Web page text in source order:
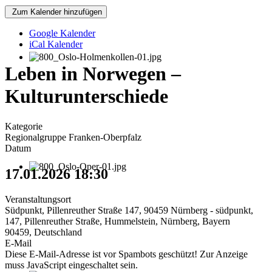
Zum Kalender hinzufügen
Google Kalender
iCal Kalender
Leben in Norwegen –
Kulturunterschiede
Kategorie
Regionalgruppe Franken-Oberpfalz
Datum
17.01.2026 18:30
Veranstaltungsort
Südpunkt, Pillenreuther Straße 147, 90459 Nürnberg - südpunkt,
147, Pillenreuther Straße, Hummelstein, Nürnberg, Bayern
90459, Deutschland
E-Mail
Diese E-Mail-Adresse ist vor Spambots geschützt! Zur Anzeige
muss JavaScript eingeschaltet sein.